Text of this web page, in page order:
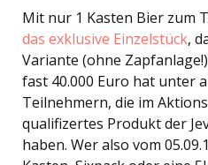
Mit nur 1 Kasten Bier zum
das exklusive Einzelstück,
Variante (ohne
fast 40.000 Euro hat unter
Teilnehmern, die im
qualifizertes Produkt der
haben. Wer also vom